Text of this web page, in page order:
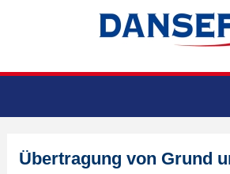
Übertragung von Grund